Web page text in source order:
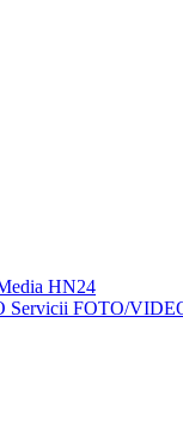
HN24
Servicii FOTO/